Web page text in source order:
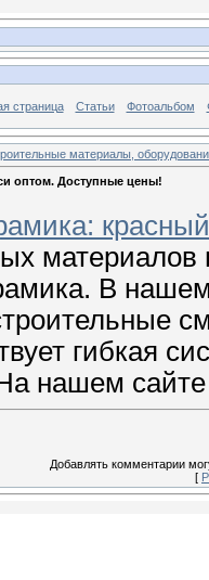
страница Статьи Фотоальбом
материалы,
оптом. Доступные цены!
В
гибкая
нашем
Добавлять комментарии
[